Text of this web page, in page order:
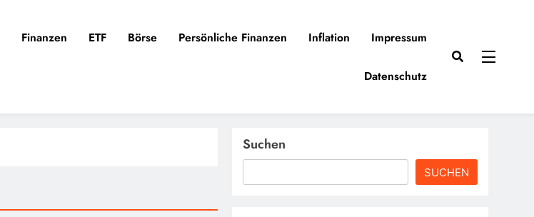
Finanzen ETF Börse Persönliche Finanzen Inflation Impressum
Datenschutz
Suchen
SUCHEN